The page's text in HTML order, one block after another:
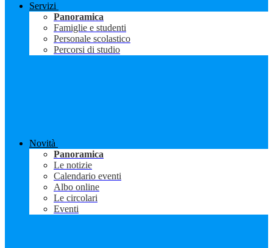
Servizi
Panoramica
Famiglie e studenti
Personale scolastico
Percorsi di studio
Novità
Panoramica
Le notizie
Calendario eventi
Albo online
Le circolari
Eventi